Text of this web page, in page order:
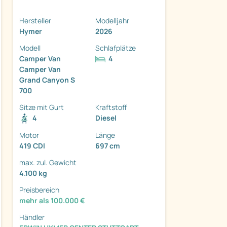
Hersteller
Hymer
Modelljahr
2026
Modell
Camper Van
Camper Van
Grand Canyon S
700
Schlafplätze
4
Sitze mit Gurt
4
Kraftstoff
Diesel
Motor
419 CDI
Länge
697 cm
max. zul. Gewicht
4.100 kg
Preisbereich
mehr als 100.000 €
Händler